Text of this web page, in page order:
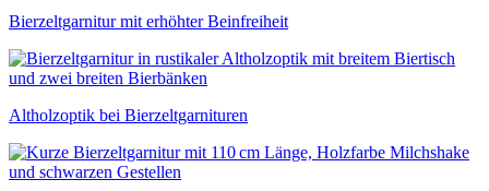
Bierzeltgarnitur mit erhöhter Beinfreiheit
Altholzoptik bei Bierzeltgarnituren